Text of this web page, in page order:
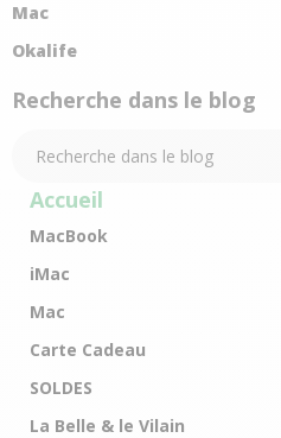
Mac
Okalife
Recherche dans le blog
Accueil
MacBook
iMac
Mac
Carte Cadeau
SOLDES
La Belle & le Vilain